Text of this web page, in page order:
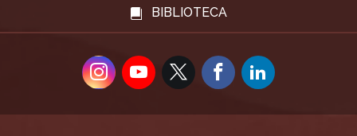
BIBLIOTECA